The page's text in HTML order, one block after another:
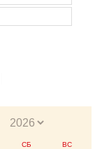
СБ ВС